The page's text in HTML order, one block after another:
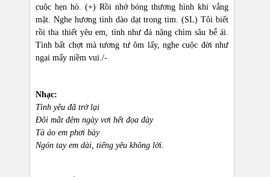
cuộc hẹn hò. (+) Rồi nhớ bóng thương hình khi vắng
mặt. Nghe hương tình dào dạt trong tim. (SL) Tôi biết
rồi tha thiết yêu em, tình như đá nặng chìm sâu bể ái.
Tình bất chợt mà tương tư ôm lấy, nghe cuộc đời như
ngại mấy niềm vui./-
Nhạc:
Tình yêu đã trở lại
Đôi mắt đêm ngày vơi hết đọa đày
Tà áo em phơi bày
Ngón tay em dài, tiếng yêu không lời.